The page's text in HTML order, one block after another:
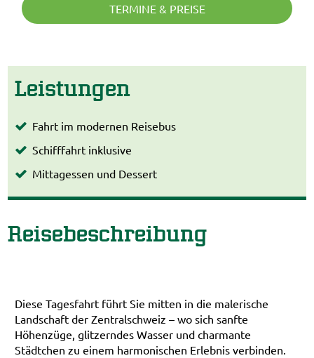
Reisebeschreibung
Diese Tagesfahrt führt Sie mitten in die malerische
Landschaft der Zentralschweiz – wo sich sanfte
Höhenzüge, glitzerndes Wasser und charmante
Städtchen zu einem harmonischen Erlebnis verbinden.
TERMINE & PREISE
Leistungen
Fahrt im modernen Reisebus
Schifffahrt inklusive
Mittagessen und Dessert